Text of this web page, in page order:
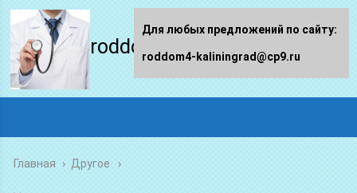
roddom4-kaliningrad.ru
Главная › Другое
Для любых предложений по сайту:
roddom4-kaliningrad@cp9.ru